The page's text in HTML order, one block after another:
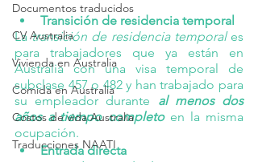
Documentos traducidos
CV Australia
Vivienda en Australia
Comida en Australia
Costos de vida Australia
Traducciones NAATI
Transición de residencia temporal
La transición de residencia temporal es
para trabajadores que ya están en
Australia con una visa temporal de
subclase 457 o 482 y han trabajado para
su empleador durante al menos dos
años a tiempo completo en la misma
ocupación.
Entrada directa